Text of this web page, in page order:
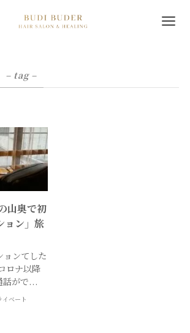
– tag –
山奥で初
ョン」旅
ョンてした
ロナ以降
がで...
イベート